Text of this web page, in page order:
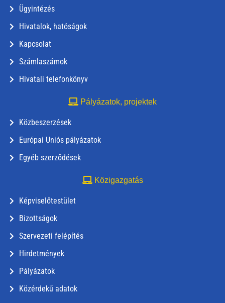
Ügyintézés
Hivatalok, hatóságok
Kapcsolat
Számlaszámok
Hivatali telefonkönyv
Pályázatok, projektek
Közbeszerzések
Európai Uniós pályázatok
Egyéb szerződések
Közigazgatás
Képviselőtestület
Bizottságok
Szervezeti felépítés
Hirdetmények
Pályázatok
Közérdekű adatok